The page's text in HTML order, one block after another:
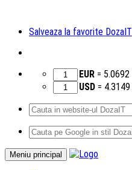
Salveaza la favorite DozaIT
EUR = 5.0692
USD = 4.3149
Caută
după:
Meniu principal
Sari